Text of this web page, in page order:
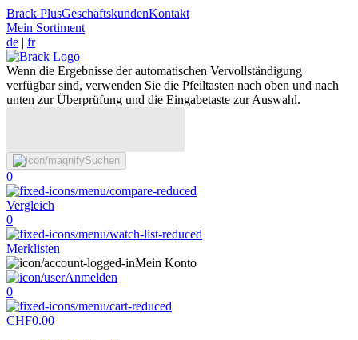
Brack PlusGeschäftskundenKontakt
Mein Sortiment
de | fr
Wenn die Ergebnisse der automatischen Vervollständigung
verfügbar sind, verwenden Sie die Pfeiltasten nach oben und nach
unten zur Überprüfung und die Eingabetaste zur Auswahl.
Suchen
0
Vergleich
0
Merklisten
Mein Konto
Anmelden
0
CHF0.00